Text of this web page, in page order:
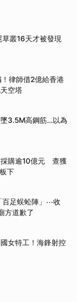
叢16天才被發現
律師借2億給香港
空塔
3.5M高鋼筋…以為
採購逾10億元 查獲
下
百足蜈蚣陣」⋯收
方道歉了
女特工！海鋒射控